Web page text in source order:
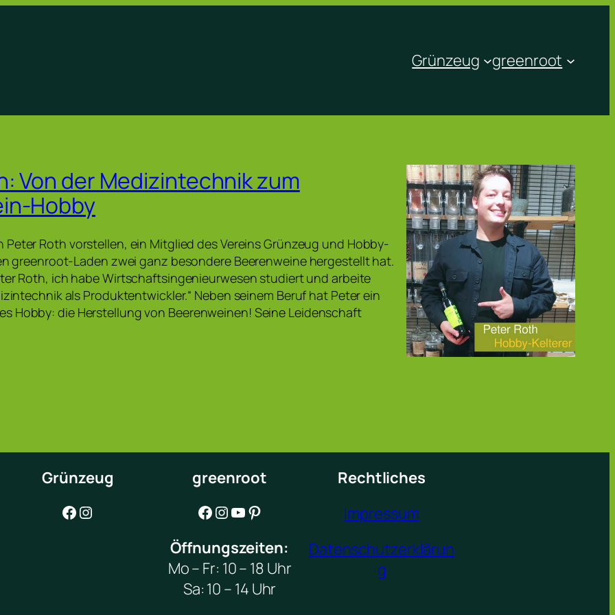
Grünzeug greenroot
Von der Medizintechnik zum
Hobby
Peter Roth vorstellen, ein Mitglied des Vereins Grünzeug und Hobby-
greenroot-Laden zwei ganz besondere Beerenweine hergestellt hat.
Roth, ich habe Wirtschaftsingenieurwesen studiert und arbeite
als Produktentwickler.“ Neben seinem Beruf hat Peter ein
Hobby: die Herstellung von Beerenweinen! Seine Leidenschaft
Grünzeug
Facebook Instagram
greenroot
Facebook Instagram YouTube Pinterest
Öffnungszeiten:
Mo – Fr: 10 – 18 Uhr
Sa: 10 – 14 Uhr
Rechtliches
Impressum
Datenschutzerklärun
g